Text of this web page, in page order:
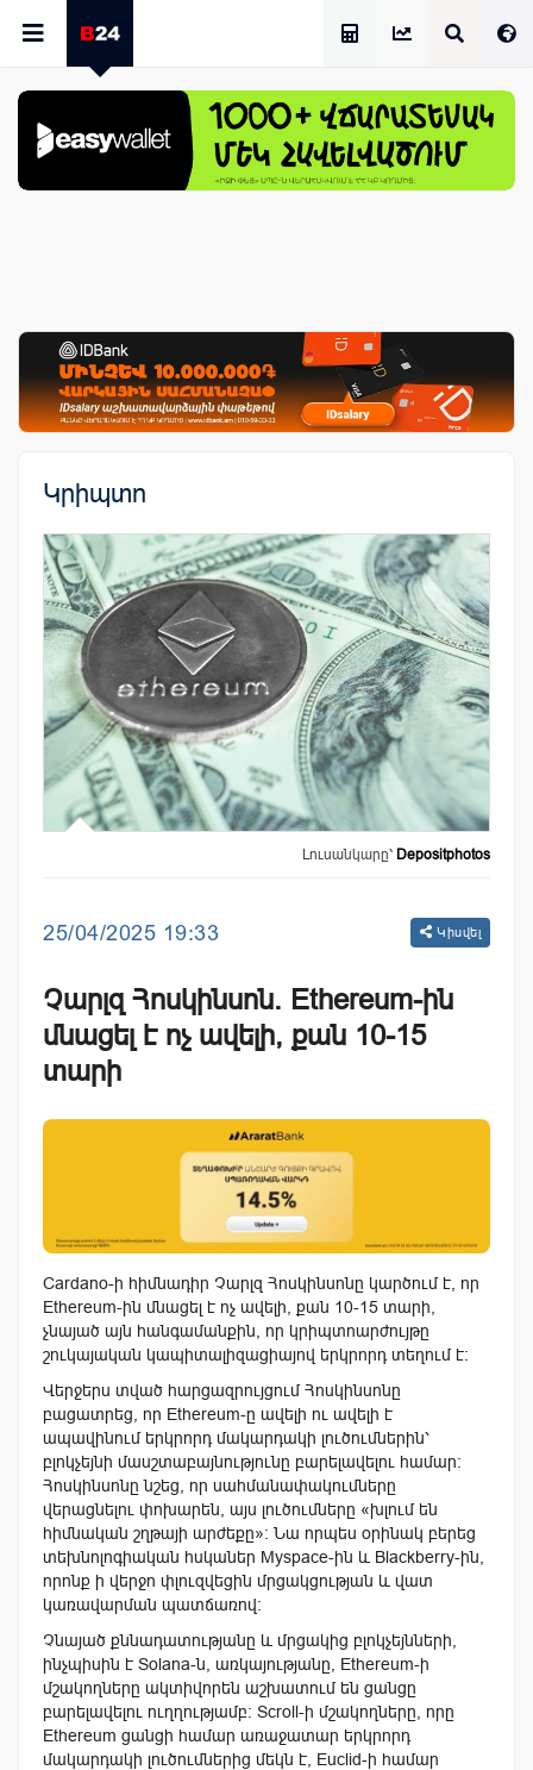
Կրիպտո
Լուսանկարը՝ Depositphotos
25/04/2025 19:33 Կիսվել
Չարլզ Հոսկինսոն. Ethereum-ին
մնացել է ոչ ավելի, քան 10-15
տարի
Cardano-ի հիմնադիր Չարլզ Հոսկինսոնը կարծում է, որ
Ethereum-ին մնացել է ոչ ավելի, քան 10-15 տարի,
չնայած այն հանգամանքին, որ կրիպտոարժույթը
շուկայական կապիտալիզացիայով երկրորդ տեղում է։
Վերջերս տված հարցազրույցում Հոսկինսոնը
բացատրեց, որ Ethereum-ը ավելի ու ավելի է
ապավինում երկրորդ մակարդակի լուծումներին՝
բլոկչեյնի մասշտաբայնությունը բարելավելու համար։
Հոսկինսոնը նշեց, որ սահմանափակումները
վերացնելու փոխարեն, այս լուծումները «խլում են
հիմնական շղթայի արժեքը»։ Նա որպես օրինակ բերեց
տեխնոլոգիական հսկաներ Myspace-ին և Blackberry-ին,
որոնք ի վերջո փլուզվեցին մրցակցության և վատ
կառավարման պատճառով։
Չնայած քննադատությանը և մրցակից բլոկչեյնների,
ինչպիսին է Solana-ն, առկայությանը, Ethereum-ի
մշակողները ակտիվորեն աշխատում են ցանցը
բարելավելու ուղղությամբ։ Scroll-ի մշակողները, որը
Ethereum ցանցի համար առաջատար երկրորդ
մակարդակի լուծումներից մեկն է, Euclid-ի համար